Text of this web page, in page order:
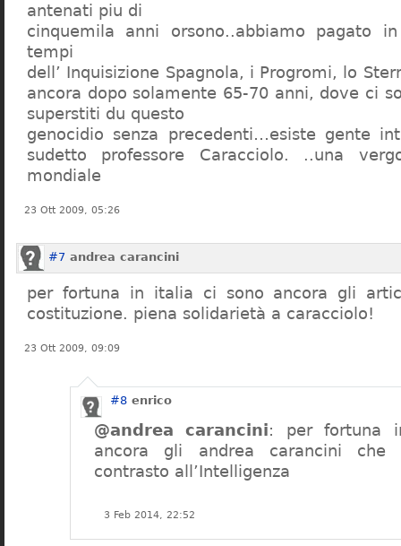
antenati piu di
cinquemila anni orsono..abbiamo pagato
tempi
dell’ Inquisizione Spagnola, i Progromi, lo
ancora dopo solamente 65-70 anni, dove ci
superstiti du questo
genocidio senza precedenti…esiste gente
sudetto professore Caracciolo. ..una
mondiale
23 Ott 2009, 05:26
#7 andrea carancini
per fortuna in italia ci sono ancora gli
costituzione. piena solidarietà a caracciolo!
23 Ott 2009, 09:09
#8 enrico
@andrea carancini: per fortuna
ancora gli andrea carancini
contrasto all’Intelligenza
3 Feb 2014, 22:52